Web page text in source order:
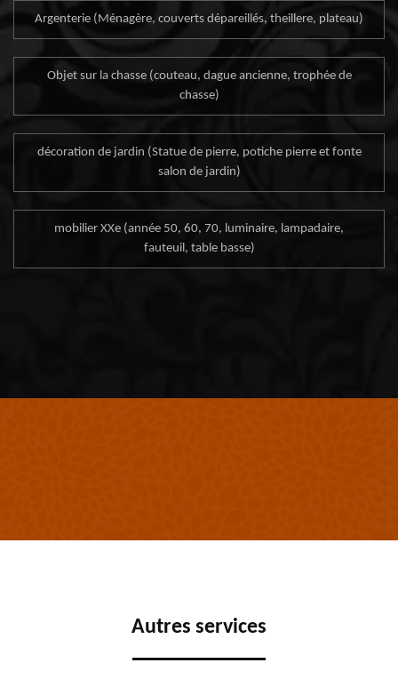
Argenterie (Ménagère, couverts dépareillés, theillere, plateau)
Objet sur la chasse (couteau, dague ancienne, trophée de
chasse)
décoration de jardin (Statue de pierre, potiche pierre et fonte
salon de jardin)
mobilier XXe (année 50, 60, 70, luminaire, lampadaire,
fauteuil, table basse)
Autres services